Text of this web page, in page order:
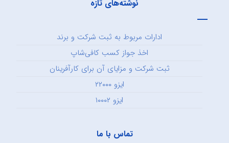
نوشته‌های تازه
ادارات مربوط به ثبت شرکت و برند
اخذ جواز کسب کافی‌شاپ
ثبت شرکت و مزایای آن برای کارآفرینان
ایزو ۲۲۰۰۰
ایزو ۱۰۰۰۲
تماس با ما